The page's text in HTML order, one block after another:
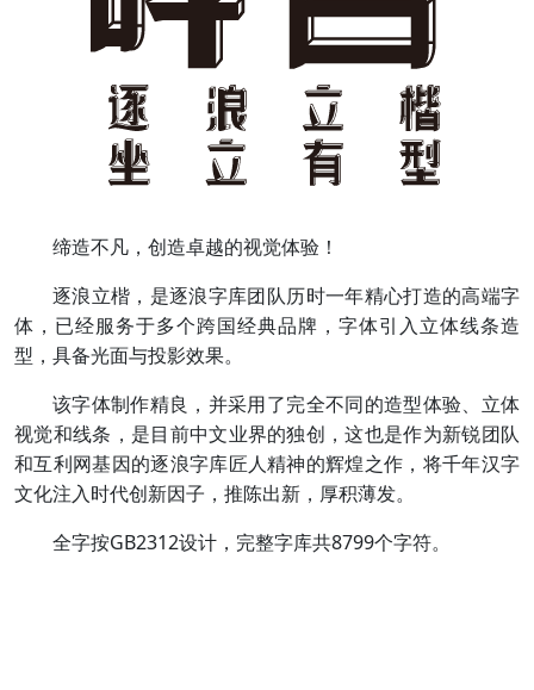
缔造不凡，创造卓越的视觉体验！
逐浪立楷，是逐浪字库团队历时一年精心打造的高端字
体，已经服务于多个跨国经典品牌，字体引入立体线条造
型，具备光面与投影效果。
该字体制作精良，并采用了完全不同的造型体验、立体
视觉和线条，是目前中文业界的独创，这也是作为新锐团队
和互利网基因的逐浪字库匠人精神的辉煌之作，将千年汉字
文化注入时代创新因子，推陈出新，厚积薄发。
全字按GB2312设计，完整字库共8799个字符。